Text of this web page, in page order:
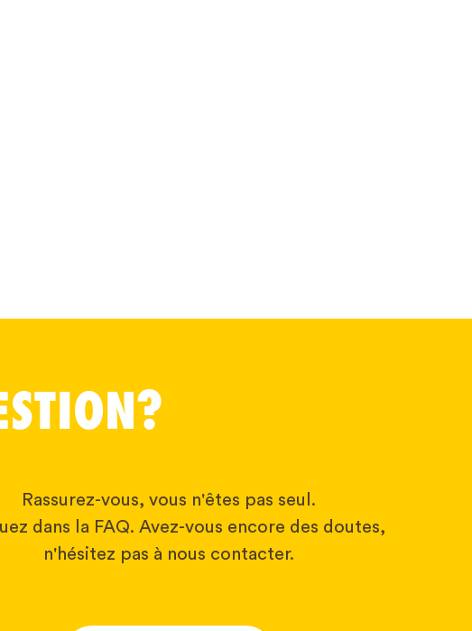
Rassurez-vous, vous n'êtes pas seul.
dans la FAQ. Avez-vous encore des doutes,
n'hésitez pas à nous contacter.